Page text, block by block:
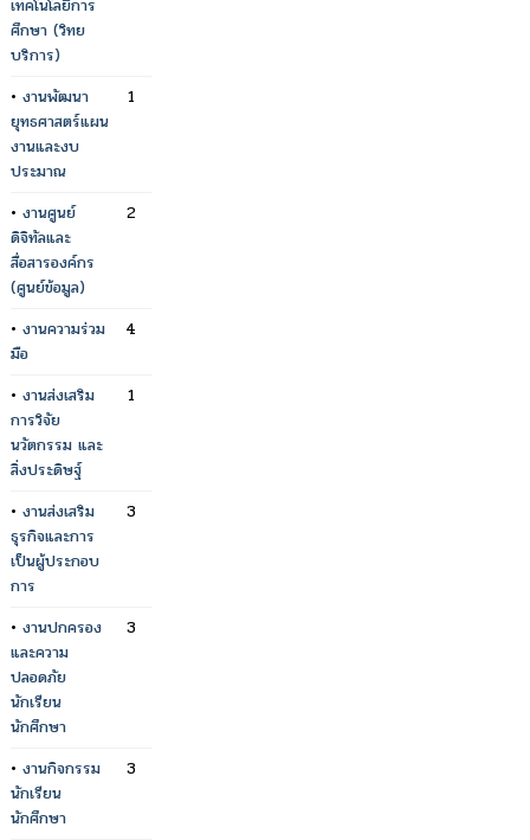
เทคโนโลยีการ
ศึกษา (วิทย
บริการ)
• งานพัฒนา
ยุทธศาสตร์แผน
งานและงบ
ประมาณ
1
• งานศูนย์
ดิจิทัลและ
สื่อสารองค์กร
(ศูนย์ข้อมูล)
2
• งานความร่วม
มือ
4
• งานส่งเสริม
การวิจัย
นวัตกรรม และ
สิ่งประดิษฐ์
1
• งานส่งเสริม
ธุรกิจและการ
เป็นผู้ประกอบ
การ
3
• งานปกครอง
และความ
ปลอดภัย
นักเรียน
นักศึกษา
3
• งานกิจกรรม
นักเรียน
นักศึกษา
3